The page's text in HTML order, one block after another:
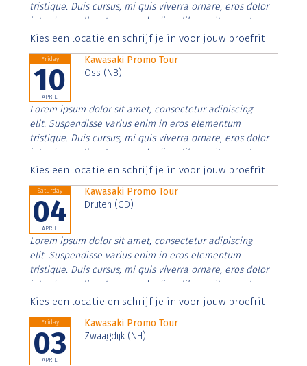
tristique. Duis cursus, mi quis viverra ornare, eros dolor
interdum nulla, ut commodo diam libero vitae erat.
Aenean faucibus nibh et justo cursus id rutrum lorem
Kies een locatie en schrijf je in voor jouw proefrit
Friday
10
APRIL
Kawasaki Promo Tour
Oss (NB)
Lorem ipsum dolor sit amet, consectetur adipiscing
elit. Suspendisse varius enim in eros elementum
tristique. Duis cursus, mi quis viverra ornare, eros dolor
interdum nulla, ut commodo diam libero vitae erat.
Aenean faucibus nibh et justo cursus id rutrum lorem
Kies een locatie en schrijf je in voor jouw proefrit
Saturday
04
APRIL
Kawasaki Promo Tour
Druten (GD)
Lorem ipsum dolor sit amet, consectetur adipiscing
elit. Suspendisse varius enim in eros elementum
tristique. Duis cursus, mi quis viverra ornare, eros dolor
interdum nulla, ut commodo diam libero vitae erat.
Aenean faucibus nibh et justo cursus id rutrum lorem
Kies een locatie en schrijf je in voor jouw proefrit
Friday
03
APRIL
Kawasaki Promo Tour
Zwaagdijk (NH)